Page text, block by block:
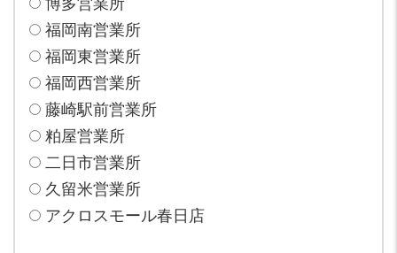
福岡南営業所
福岡東営業所
福岡西営業所
藤崎駅前営業所
粕屋営業所
二日市営業所
久留米営業所
アクロスモール春日店